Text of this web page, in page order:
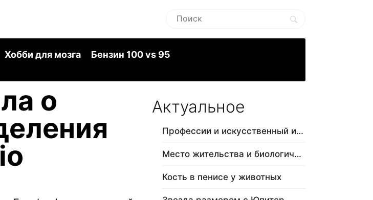
Хобби для мозга
Бензин 100 vs 95
о
Актуальное
Профессии и искусственный интеллект
Место жительства и биологический в…
Кость в пенисе у животных